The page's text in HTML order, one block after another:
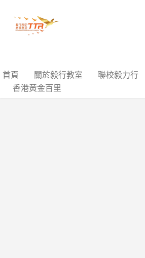
首頁 關於毅行教室 聯校毅力行
香港黃金百里